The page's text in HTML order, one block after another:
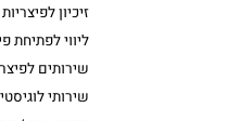
זיכיון לפיצריות
ליווי לפתיחת
שירותים
שירותי